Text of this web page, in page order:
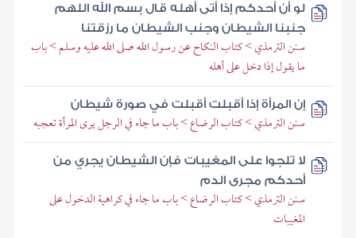
لو أن أحدكم إذا أتى أهله قال بسم الله اللهم
جنبنا الشيطان وجنب الشيطان ما رزقتنا
سنن الترمذي > كتاب النكاح عن رسول الله صلى الله عليه وسلم > باب
ما يقول إذا دخل على أهله
إن المرأة إذا أقبلت أقبلت في صورة شيطان
سنن الترمذي > كتاب الرضاع > باب ما جاء في الرجل يرى المرأة تعجبه
لا تلجوا على المغيبات فإن الشيطان يجري من
أحدكم مجرى الدم
سنن الترمذي > كتاب الرضاع > باب ما جاء في كراهية الدخول على
المغيبات